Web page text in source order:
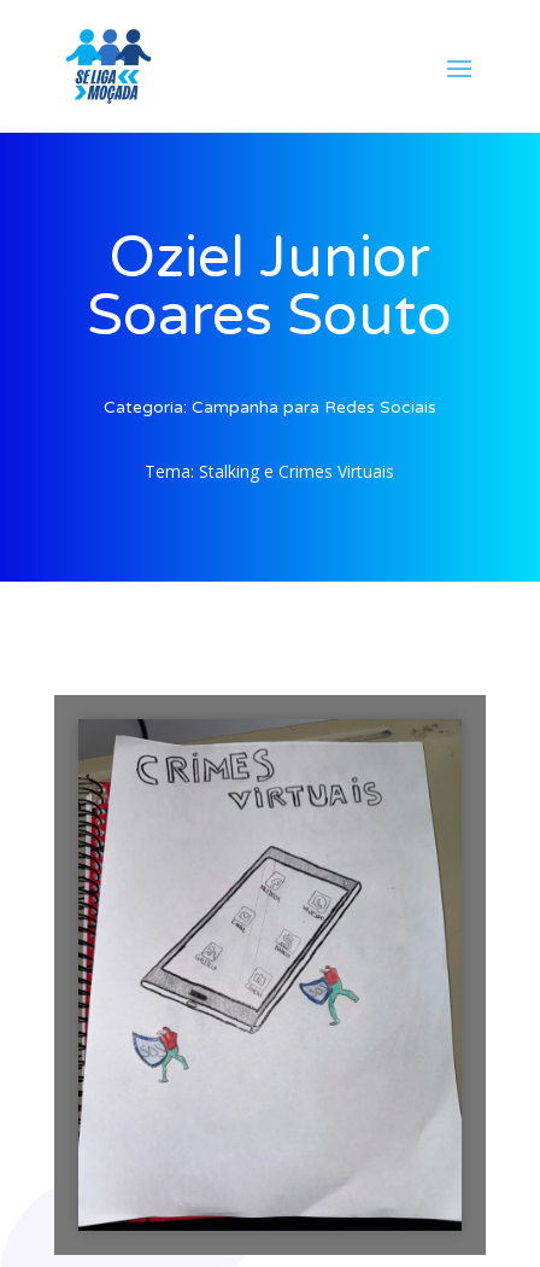
Oziel Junior
Soares Souto
Categoria: Campanha para Redes Sociais
Tema:Stalking e Crimes Virtuais